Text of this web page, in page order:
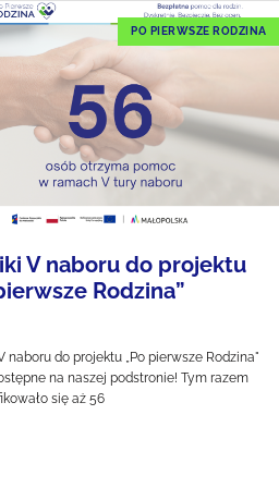
PO PIERWSZE RODZINA
V naboru do projektu
Rodzina”
naboru do projektu „Po pierwsze Rodzina"
na naszej podstronie! Tym razem
się aż 56